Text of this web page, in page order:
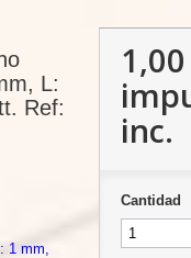
L:
Ref:
1 mm,
inc.
Cantidad